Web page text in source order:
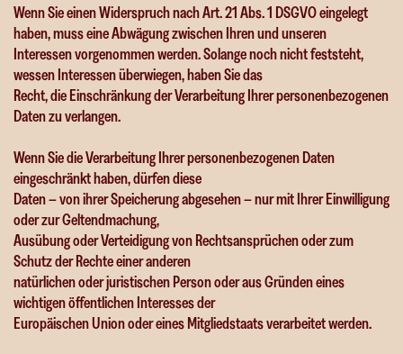
Wenn Sie einen Widerspruch nach Art. 21 Abs. 1 DSGVO eingelegt
haben, muss eine Abwägung zwischen Ihren und unseren
Interessen vorgenommen werden. Solange noch nicht feststeht,
wessen Interessen überwiegen, haben Sie das
Recht, die Einschränkung der Verarbeitung Ihrer personenbezogenen
Daten zu verlangen.
Wenn Sie die Verarbeitung Ihrer personenbezogenen Daten
eingeschränkt haben, dürfen diese
Daten – von ihrer Speicherung abgesehen – nur mit Ihrer Einwilligung
oder zur Geltendmachung,
Ausübung oder Verteidigung von Rechtsansprüchen oder zum
Schutz der Rechte einer anderen
natürlichen oder juristischen Person oder aus Gründen eines
wichtigen öffentlichen Interesses der
Europäischen Union oder eines Mitgliedstaats verarbeitet werden.